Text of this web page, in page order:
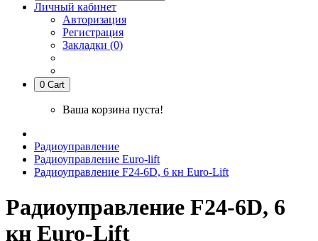
Личный кабинет
Авторизация
Регистрация
Закладки (0)
0 Cart
Ваша корзина пуста!
Радиоуправление
Радиоуправление Euro-lift
Радиоуправление F24-6D, 6 кн Euro-Lift
Радиоуправление F24-6D, 6
кн Euro-Lift